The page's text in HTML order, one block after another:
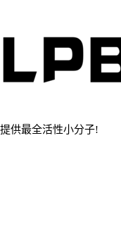
供最全活性小分子!